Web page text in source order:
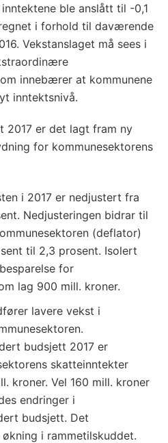
ble anslått til -0,1
i forhold til daværende
Vekstanslaget må sees i
innebærer at kommunene
inntektsnivå.
2017 er det lagt fram ny
for kommunesektorens
i 2017 er nedjustert fra
Nedjusteringen bidrar til
(deflator)
til 2,3 prosent. Isolert
for
lag 900 mill. kroner.
lavere vekst i
budsjett 2017 er
skatteinntekter
kroner. Vel 160 mill. kroner
endringer i
budsjett. Det
i rammetilskuddet.